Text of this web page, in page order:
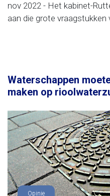
nov 2022 - Het kabinet-
aan die grote vraagstukken
Waterschappen
maken op
Opinie